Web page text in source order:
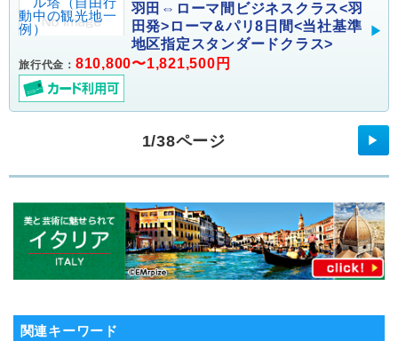
羽田⇔ローマ間ビジネスクラス<羽
田発>ローマ&パリ8日間<当社基準
地区指定スタンダードクラス>
旅行代金： 810,800〜1,821,500円
1/38ページ ▶
関連キーワード